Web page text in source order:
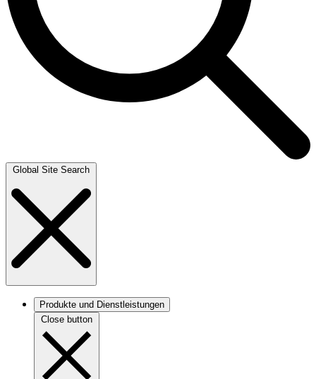
Global Site Search
Produkte und Dienstleistungen
Close button